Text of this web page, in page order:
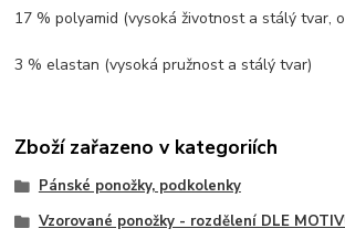
17 % polyamid (vysoká životnost a stálý tvar,
3 % elastan (vysoká pružnost a stálý tvar)
Zboží zařazeno v kategoriích
Pánské ponožky, podkolenky
Vzorované ponožky - rozdělení DLE